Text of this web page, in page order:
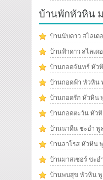
บ้านพักหัวหิน
บ้านนับดาว สไลเด
บ้านฟ้าดาว สไลเด
บ้านกอดจันทร์ หัว
บ้านกอดฟ้า หัวหิน
บ้านกอดรัก หัวหิน
บ้านกอดตะวัน หัว
บ้านนาดีน ชะอำ พู
บ้านลาโรส หัวหิน
บ้านมาสเซอร์ ชะอ
บ้านพบสุข หัวหิน พู